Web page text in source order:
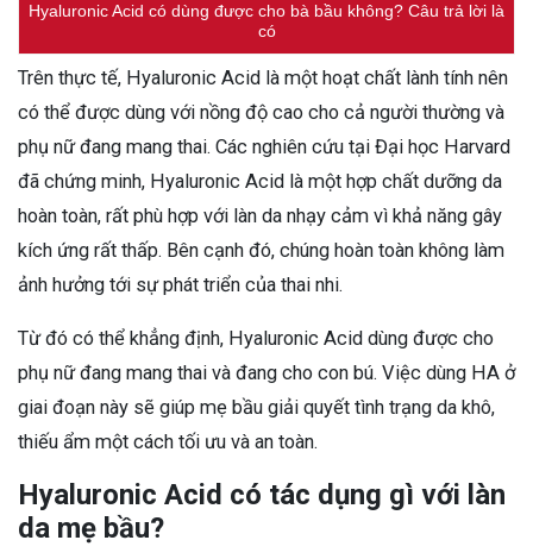
Hyaluronic Acid có dùng được cho bà bầu không? Câu trả lời là
có
Trên thực tế, Hyaluronic Acid là một hoạt chất lành tính nên
có thể được dùng với nồng độ cao cho cả người thường và
phụ nữ đang mang thai. Các nghiên cứu tại Đại học Harvard
đã chứng minh, Hyaluronic Acid là một hợp chất dưỡng da
hoàn toàn, rất phù hợp với làn da nhạy cảm vì khả năng gây
kích ứng rất thấp. Bên cạnh đó, chúng hoàn toàn không làm
ảnh hưởng tới sự phát triển của thai nhi.
Từ đó có thể khẳng định, Hyaluronic Acid dùng được cho
phụ nữ đang mang thai và đang cho con bú. Việc dùng HA ở
giai đoạn này sẽ giúp mẹ bầu giải quyết tình trạng da khô,
thiếu ẩm một cách tối ưu và an toàn.
Hyaluronic Acid có tác dụng gì với làn
da mẹ bầu?